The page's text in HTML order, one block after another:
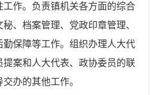
工作。负责镇机关各方面的综合
、档案管理、党政印章管理、
保障等工作。组织办理人大代
案和人大代表、政协委员的联
办的其他工作。